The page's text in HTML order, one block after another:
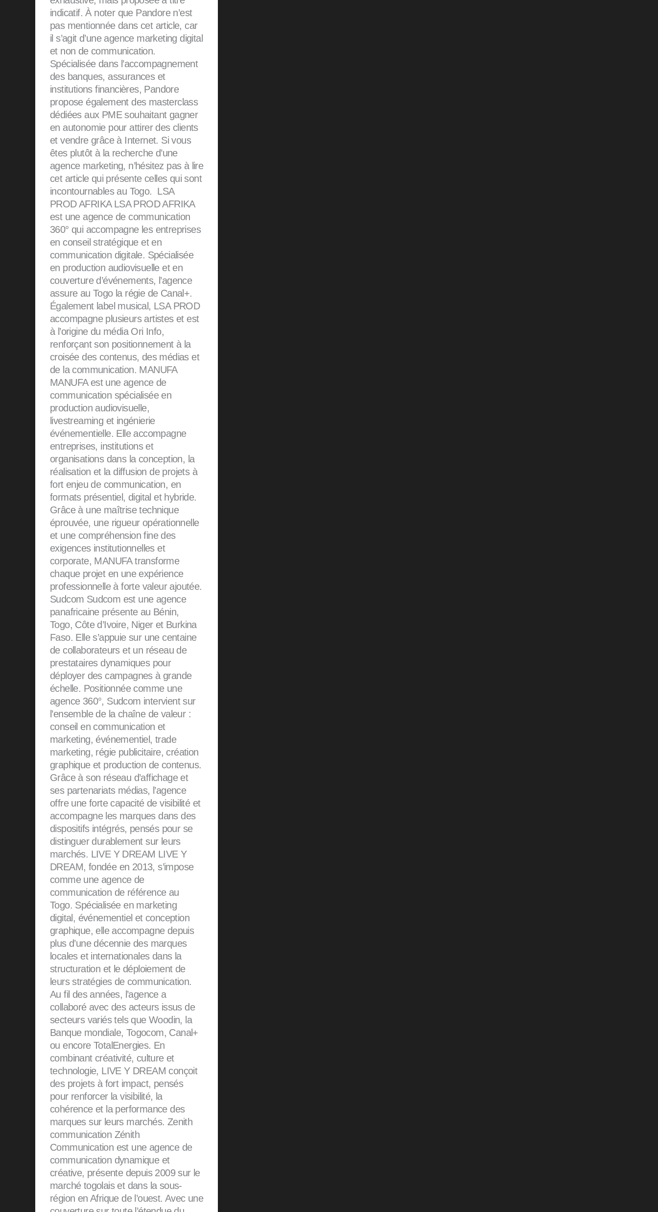
indicatif. À noter que Pandore n’est
pas mentionnée dans cet article, car
il s’agit d’une agence marketing digital
et non de communication.
Spécialisée dans l’accompagnement
des banques, assurances et
institutions financières, Pandore
propose également des masterclass
dédiées aux PME souhaitant gagner
en autonomie pour attirer des clients
et vendre grâce à Internet. Si vous
êtes plutôt à la recherche d’une
agence marketing, n’hésitez pas à lire
cet article qui présente celles qui sont
incontournables au Togo. LSA
PROD AFRIKA LSA PROD AFRIKA
est une agence de communication
360° qui accompagne les entreprises
en conseil stratégique et en
communication digitale. Spécialisée
en production audiovisuelle et en
couverture d’événements, l’agence
assure au Togo la régie de Canal+.
Également label musical, LSA PROD
accompagne plusieurs artistes et est
à l’origine du média Ori Info,
renforçant son positionnement à la
croisée des contenus, des médias et
de la communication. MANUFA
MANUFA est une agence de
communication spécialisée en
production audiovisuelle,
livestreaming et ingénierie
événementielle. Elle accompagne
entreprises, institutions et
organisations dans la conception, la
réalisation et la diffusion de projets à
fort enjeu de communication, en
formats présentiel, digital et hybride.
Grâce à une maîtrise technique
éprouvée, une rigueur opérationnelle
et une compréhension fine des
exigences institutionnelles et
corporate, MANUFA transforme
chaque projet en une expérience
professionnelle à forte valeur ajoutée.
Sudcom Sudcom est une agence
panafricaine présente au Bénin,
Togo, Côte d’Ivoire, Niger et Burkina
Faso. Elle s’appuie sur une centaine
de collaborateurs et un réseau de
prestataires dynamiques pour
déployer des campagnes à grande
échelle. Positionnée comme une
agence 360°, Sudcom intervient sur
l’ensemble de la chaîne de valeur :
conseil en communication et
marketing, événementiel, trade
marketing, régie publicitaire, création
graphique et production de contenus.
Grâce à son réseau d’affichage et
ses partenariats médias, l’agence
offre une forte capacité de visibilité et
accompagne les marques dans des
dispositifs intégrés, pensés pour se
distinguer durablement sur leurs
marchés. LIVE Y DREAM LIVE Y
DREAM, fondée en 2013, s’impose
comme une agence de
communication de référence au
Togo. Spécialisée en marketing
digital, événementiel et conception
graphique, elle accompagne depuis
plus d’une décennie des marques
locales et internationales dans la
structuration et le déploiement de
leurs stratégies de communication.
Au fil des années, l’agence a
collaboré avec des acteurs issus de
secteurs variés tels que Woodin, la
Banque mondiale, Togocom, Canal+
ou encore TotalEnergies. En
combinant créativité, culture et
technologie, LIVE Y DREAM conçoit
des projets à fort impact, pensés
pour renforcer la visibilité, la
cohérence et la performance des
marques sur leurs marchés. Zenith
communication Zénith
Communication est une agence de
communication dynamique et
créative, présente depuis 2009 sur le
marché togolais et dans la sous-
région en Afrique de l’ouest. Avec une